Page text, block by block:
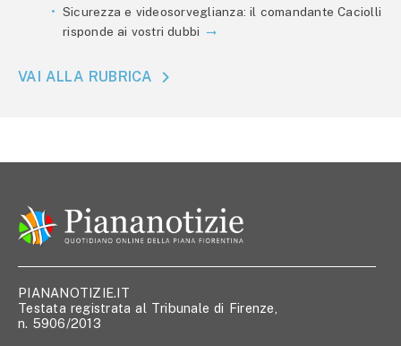
Sicurezza e videosorveglianza: il comandante Caciolli
risponde ai vostri dubbi
VAI ALLA RUBRICA
PIANANOTIZIE.IT
Testata registrata al Tribunale di Firenze,
n. 5906/2013